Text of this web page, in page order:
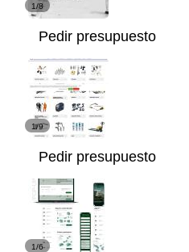
1/8
Pedir presupuesto
1/9
Pedir presupuesto
1/6